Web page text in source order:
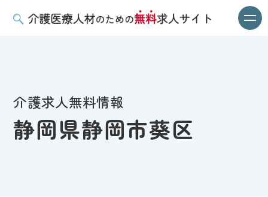
介護求人無料情報
静岡県静岡市葵区